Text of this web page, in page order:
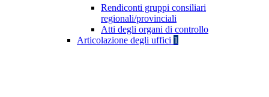
Rendiconti gruppi consiliari
regionali/provinciali
Atti degli organi di controllo
Articolazione degli uffici 1